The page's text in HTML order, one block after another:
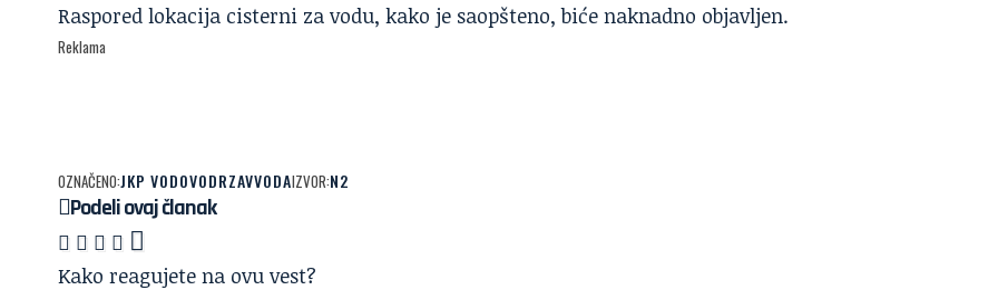
Raspored lokacija cisterni za vodu, kako je saopšteno, biće naknadno objavljen.
Reklama
OZNAČENO:JKP VODOVODRZAVVODAIZVOR:N2
Podeli ovaj članak
Kako reagujete na ovu vest?